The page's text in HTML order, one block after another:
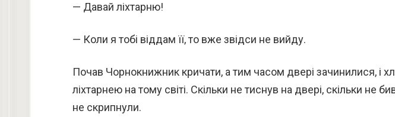
— Давай ліхтарню!
— Коли я тобі віддам її, то вже звідси не вийду.
Почав Чорнокнижник кричати, а тим часом двері зачинилися, і
ліхтарнею на тому світі. Скільки не тиснув на двері, скільки не
не скрипнули.